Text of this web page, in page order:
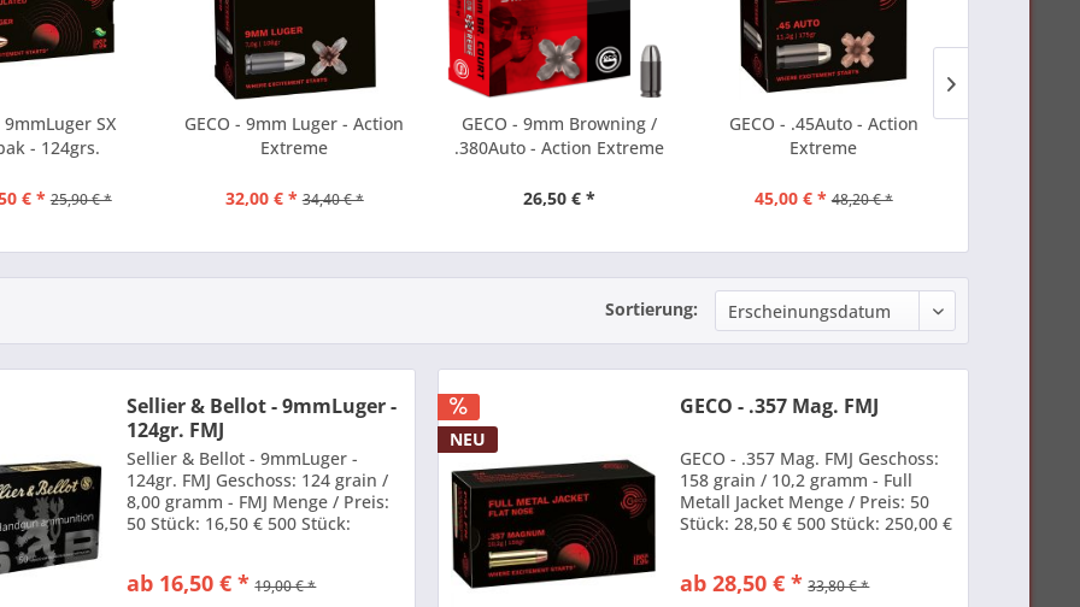
9mmLuger SX
- 124grs.
€ * 25,90 € *
GECO - 9mm Luger - Action
Extreme
32,00 € * 34,40 € *
GECO - 9mm Browning /
.380Auto - Action Extreme
26,50 € *
GECO - .45Auto - Action
Extreme
45,00 € * 48,20 € *
Sortierung:
Sellier & Bellot - 9mmLuger -
124gr. FMJ
Sellier & Bellot - 9mmLuger -
124gr. FMJ Geschoss: 124 grain /
8,00 gramm - FMJ Menge / Preis:
50 Stück: 16,50 € 500 Stück:
ab 16,50 € * 19,00 € *
NEU
GECO - .357 Mag. FMJ
GECO - .357 Mag. FMJ Geschoss:
158 grain / 10,2 gramm - Full
Metall Jacket Menge / Preis: 50
Stück: 28,50 € 500 Stück: 250,00 €
ab 28,50 € * 33,80 € *